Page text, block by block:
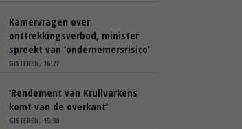
Kamervragen over
onttrekkingsverbod, minister
spreekt van ‘ondernemersrisico’
GISTEREN, 16:27
‘Rendement van Krullvarkens
komt van de overkant’
GISTEREN, 15:30